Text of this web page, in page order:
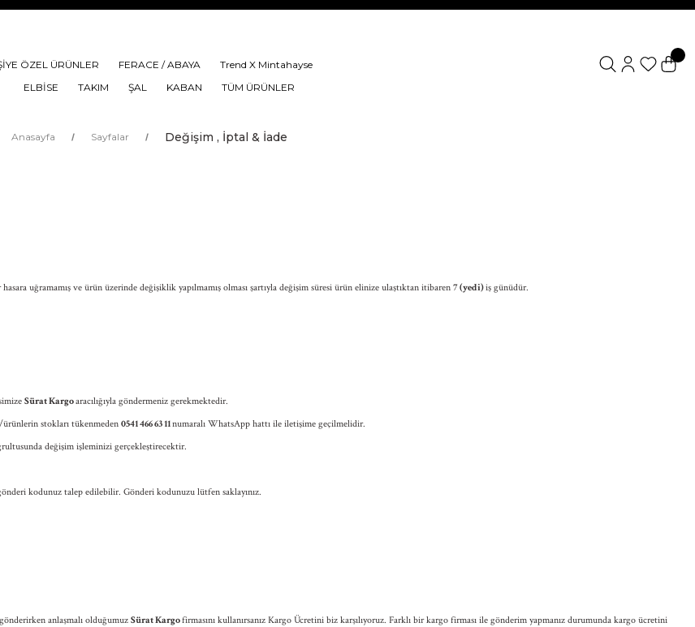
ÖZEL ÜRÜNLER FERACE / ABAYA
Trend X Mintahayse
ELBİSE
TAKIM ŞAL KABAN TÜM ÜRÜNLER
Anasayfa Sayfalar Değişim , İptal & İade
uğramamış ve ürün üzerinde değişiklik yapılmamış olması şartıyla değişim süresi ürün elinize ulaştıktan itibaren 7 (yedi)iş günüdür.
Sürat Kargoaracılığıyla göndermeniz gerekmektedir.
stokları tükenmeden 0541 466 63 11numaralı WhatsApp hattı ile iletişime geçilmelidir.
değişim işleminizi gerçekleştirecektir.
kodunuz talep edilebilir. Gönderi kodunuzu lütfen saklayınız.
anlaşmalı olduğumuz Sürat Kargofirmasını kullanırsanız Kargo Ücretini biz karşılıyoruz. Farklı bir kargo firması ile gönderim yapmanız durumunda kargo ücretini